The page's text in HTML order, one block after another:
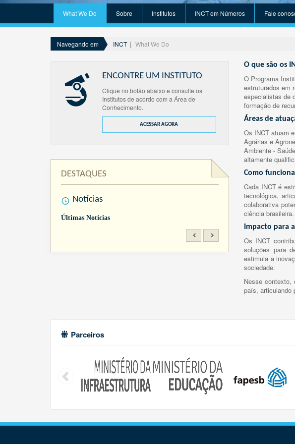
What We Do Sobre Institutos INCT em Números Fale
Navegando em INCT What We Do
ENCONTRE UM INSTITUTO
Clique no botão abaixo e consulte os
Institutos de acordo com a Área de
Conhecimento.
ACESSAR AGORA
DESTAQUES
Notícias
Últimas Notícias
O que são os
O Programa
estruturados em
especialistas de
formação de
Áreas de
Os INCT atuam
Agrárias e
Ambiente -
altamente
Como
Cada INCT é
tecnológica,
colaborativa
ciência brasileira.
Impacto para
Os INCT
soluções para
estimula a
sociedade.
Nesse contexto,
país, articulando
Parceiros